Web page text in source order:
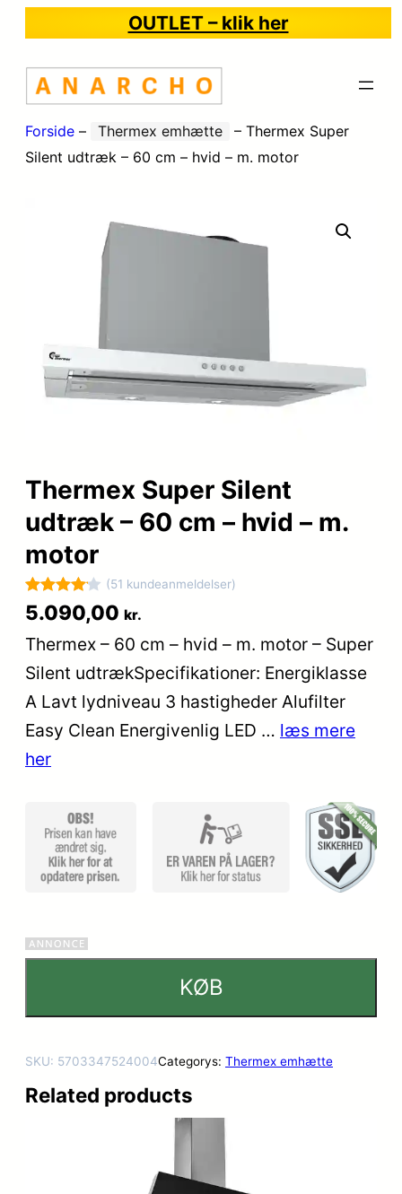
OUTLET – klik her
Forside – Thermex emhætte – Thermex Super
Silent udtræk – 60 cm – hvid – m. motor
Thermex Super Silent
udtræk – 60 cm – hvid – m.
motor
Bedømt
ud af 5
baseret
på
51
ømmelse
r
(51 kundeanmeldelser)
5.090,00 kr.
Thermex – 60 cm – hvid – m. motor – Super
Silent udtrækSpecifikationer: Energiklasse
A Lavt lydniveau 3 hastigheder Alufilter
Easy Clean Energivenlig LED … læs mere
her
KØB
SKU: 5703347524004Categorys: Thermex emhætte
Related products